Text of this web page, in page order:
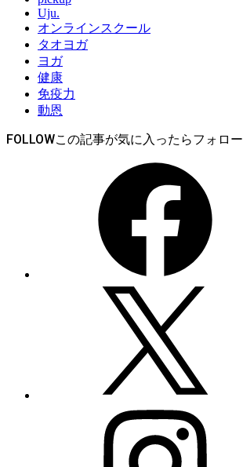
Uju.
オンラインスクール
タオヨガ
ヨガ
健康
免疫力
動恩
FOLLOW